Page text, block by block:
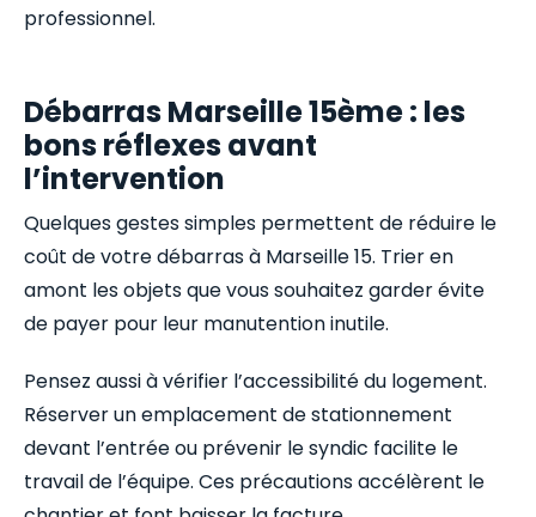
professionnel.
Débarras Marseille 15ème : les
bons réflexes avant
l’intervention
Quelques gestes simples permettent de réduire le
coût de votre débarras à Marseille 15. Trier en
amont les objets que vous souhaitez garder évite
de payer pour leur manutention inutile.
Pensez aussi à vérifier l’accessibilité du logement.
Réserver un emplacement de stationnement
devant l’entrée ou prévenir le syndic facilite le
travail de l’équipe. Ces précautions accélèrent le